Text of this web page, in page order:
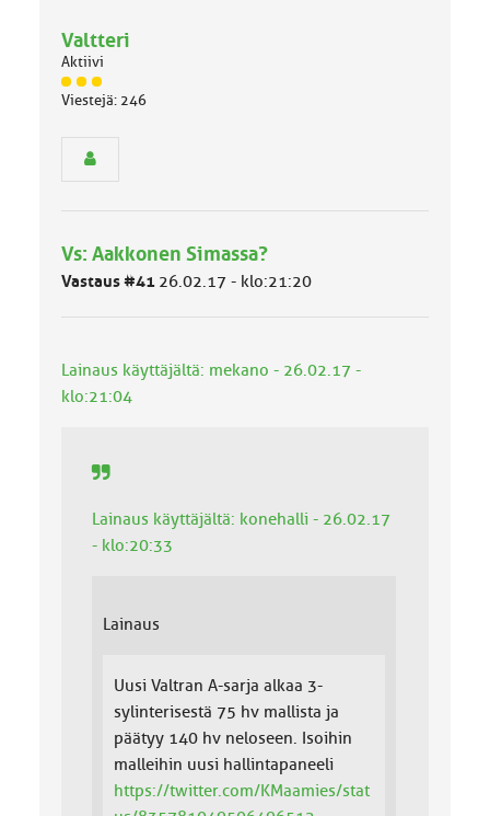
Valtteri
Aktiivi
J
ä
m
ä
k
a
Viestejä: 246
Vs: Aakkonen Simassa?
Vastaus #41 26.02.17 - klo:21:20
Lainaus käyttäjältä: mekano - 26.02.17 -
klo:21:04
Lainaus käyttäjältä: konehalli - 26.02.17
- klo:20:33
Lainaus
Uusi Valtran A-sarja alkaa 3-
sylinterisestä 75 hv mallista ja
päätyy 140 hv neloseen. Isoihin
malleihin uusi hallintapaneeli
https://twitter.com/KMaamies/stat